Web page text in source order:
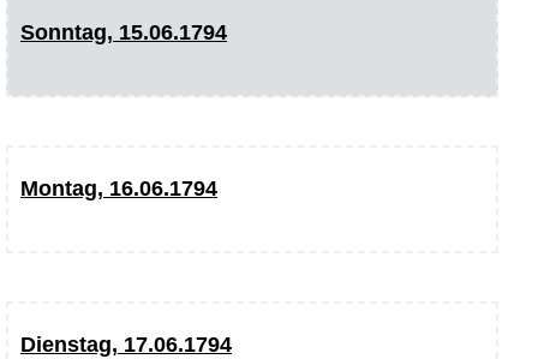
Sonntag, 15.06.1794
Montag, 16.06.1794
Dienstag, 17.06.1794